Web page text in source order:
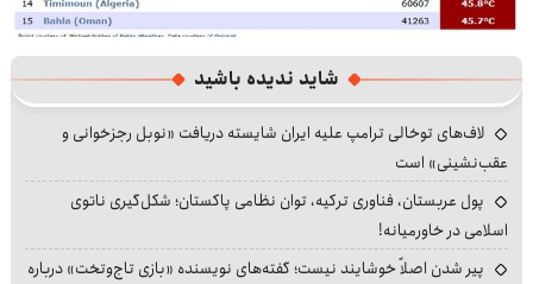
شاید ندیده باشید
لاف‌های توخالی ترامپ علیه ایران شایسته دریافت «نوبل رجزخوانی و
عقب‌نشینی» است
پول عربستان، فناوری ترکیه، توان نظامی پاکستان؛ شکل‌گیری ناتوی
اسلامی در خاورمیانه!
پیر شدن اصلاً خوشایند نیست؛ گفته‌های نویسنده «بازی تاج‌وتخت» درباره